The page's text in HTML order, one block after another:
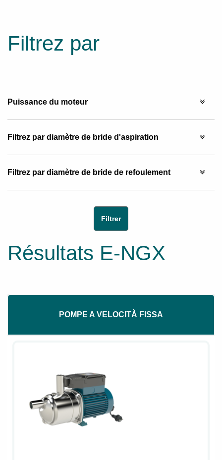
Filtrez par
Puissance du moteur
Filtrez par diamètre de bride d'aspiration
Filtrez par diamètre de bride de refoulement
Résultats E-NGX
POMPE A VELOCITÀ FISSA